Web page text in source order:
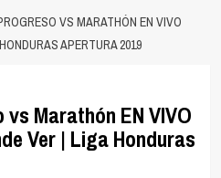
VS MARATHÓN EN VIVO
APERTURA 2019
Marathón EN VIVO
Ver | Liga Honduras